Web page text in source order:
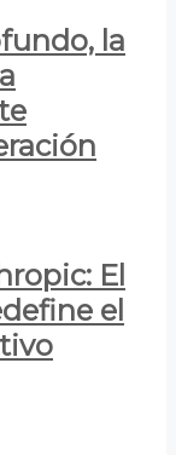
la
El
el